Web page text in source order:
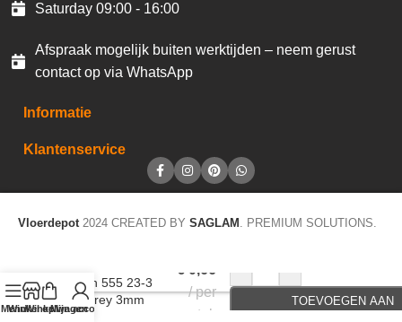
Saturday 09:00 - 16:00
Afspraak mogelijk buiten werktijden – neem gerust
contact op via WhatsApp
Informatie
Klantenservice
Vloerdepot 2024 CREATED BY SAGLAM . PREMIUM SOLUTIONS.
Menu
Winkel op
Winkelwagen
Mijn account
Design 555 23-3
dark grey 3mm
91,5cm F233
€ 0,66
per
stuk
TOEVOEGEN AAN